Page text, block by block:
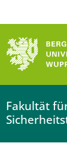
Fakultät